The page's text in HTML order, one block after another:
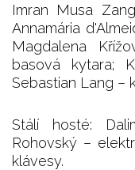
Imran Musa
Annamária
Magdalena
basová kytara;
Sebastian Lang –
Stálí hosté:
Rohovský –
klávesy.